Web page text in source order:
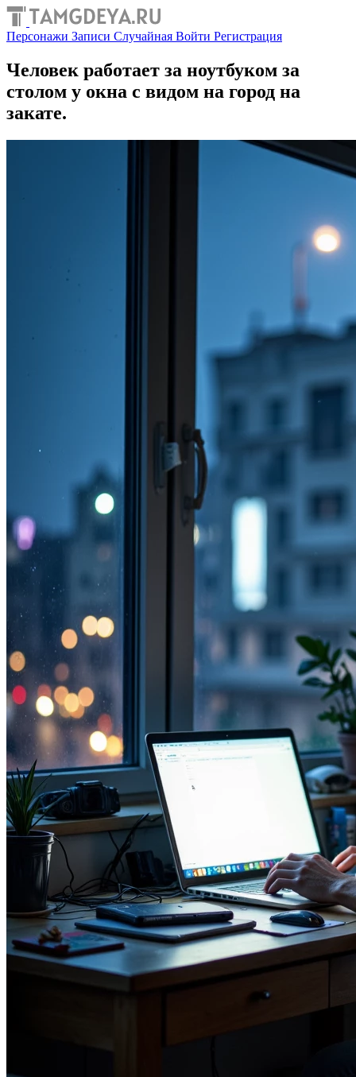
Персонажи Записи Случайная Войти Регистрация
Человек работает за ноутбуком за
столом у окна с видом на город на
закате.